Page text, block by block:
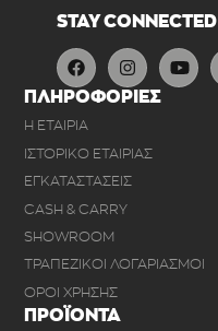
STAY CONNECTED
ΠΛΗΡΟΦΟΡΙΕΣ
Η ΕΤΑΙΡΙΑ
ΙΣΤΟΡΙΚΟ ΕΤΑΙΡΙΑΣ
ΕΓΚΑΤΑΣΤΑΣΕΙΣ
CASH & CARRY
SHOWROOM
ΤΡΑΠΕΖΙΚΟΙ ΛΟΓΑΡΙΑΣΜΟΙ
ΟΡΟΙ ΧΡΗΣΗΣ
ΠΡΟΪΟΝΤΑ